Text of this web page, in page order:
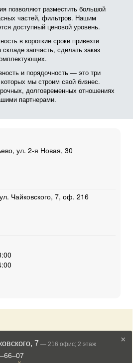
позволяют разместить большой
частей, фильтров. Нашим
доступный ценовой уровень.
в короткие сроки привезти
запчасть, сделать заказ
и порядочность — это три
мы строим свой бизнес.
долговременных отношениях
партнерами.
ул. 2-я Новая, 30
Чайковского, 7, оф. 216